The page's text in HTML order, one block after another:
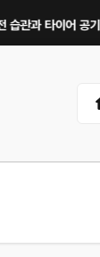
어 공기압 꿀팁